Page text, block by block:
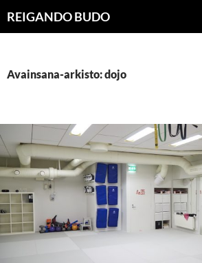
sisältöön
REIGANDO BUDO
Avainsana-arkisto: dojo